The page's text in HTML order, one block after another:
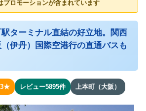
プロモーションが含まれています
ターミナル直結の好立地。関西
伊丹）国際空港行の直通バスも
レビュー5895件 上本町（大阪）